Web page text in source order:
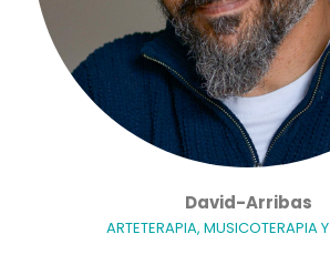
David-Arribas
ARTETERAPIA, MUSICOTERAPIA